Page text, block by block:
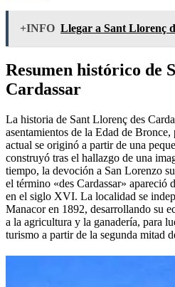
+INFO Llegar a Sant Llorenç
Resumen histórico de
Cardassar
La historia de Sant Llorenç des
asentamientos de la Edad de
actual se originó a partir de una
construyó tras el hallazgo de una
tiempo, la devoción a San Lorenzo
el término «des Cardassar» apareció
en el siglo XVI. La localidad se
Manacor en 1892, desarrollando su
a la agricultura y la ganadería, para
turismo a partir de la segunda mitad